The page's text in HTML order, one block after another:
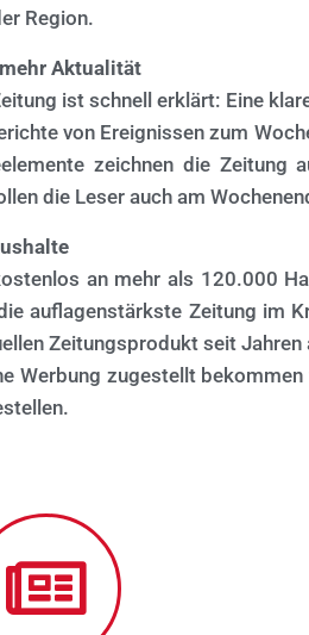
Region.
Aktualität
ist schnell erklärt: Eine
von Ereignissen zum
zeichnen die Zeitung
die Leser auch am
an mehr als 120.000
auflagenstärkste Zeitung im
Zeitungsprodukt seit
Werbung zugestellt